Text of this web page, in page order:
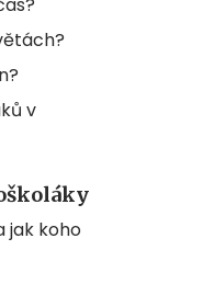
v
jak koho